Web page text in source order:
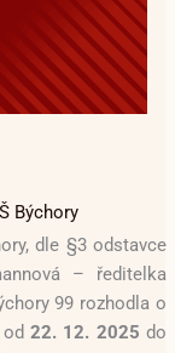
Býchory
dle §3 odstavce
– ředitelka
99 rozhodla o
od22. 12. 2025 do